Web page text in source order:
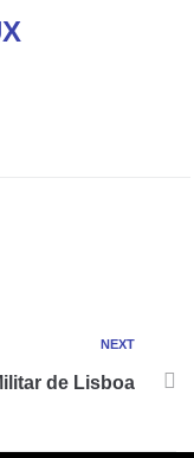
NEXT
de Lisboa